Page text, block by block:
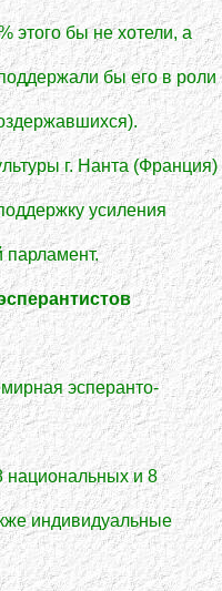
этого бы не хотели, а
бы его в роли
г. Нанта (Франция)
усиления
эсперанто-
национальных и 8
индивидуальные